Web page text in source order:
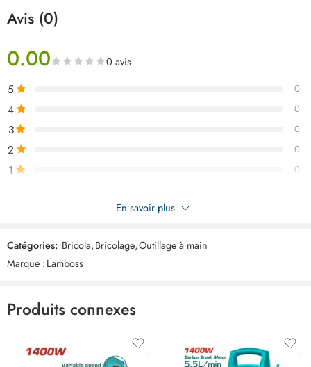
Idéale pour les travaux de tapisserie, de décoration, de câblage, de
confort d’utilisation pour tous vos projets.
Avis (0)
0.00 0 avis
5 0
4 0
3 0
2 0
1 0
Soyez le premier à donner votre avis sur “LAMBOSS Agrafeuse
3en1 LB9007”
Commentaires
Il n'y a pas encore de critiques.
En savoir plus
Catégories: Bricola,Bricolage,Outillage à main
Marque :Lamboss
Produits connexes